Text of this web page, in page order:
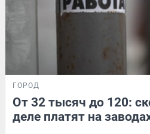
ГОРОД
От 32 тысяч до 120:
деле платят на